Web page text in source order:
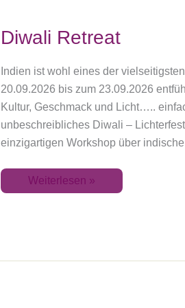
Diwali Retreat
Indien ist wohl eines der
20.09.2026 bis zum 23.09.2026
Kultur, Geschmack und Licht…..
unbeschreibliches Diwali –
einzigartigen Workshop über
Weiterlesen »